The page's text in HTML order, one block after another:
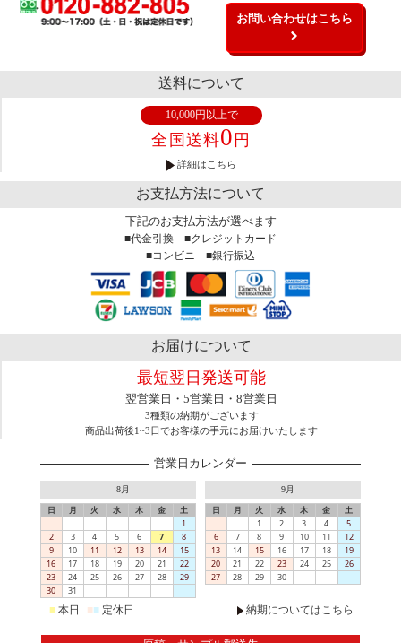
お問い合わせはこちら
送料について
10,000円以上で
全国送料0 円
詳細はこちら
お支払方法について
下記のお支払方法が選べます
■代金引換 ■クレジットカード
■コンビニ ■銀行振込
お届けについて
最短翌日発送可能
翌営業日・5営業日・8営業日
3種類の納期がございます
商品出荷後1~3日でお客様の手元にお届けいたします
営業日カレンダー
8月
日 月 火 水 木 金
土
1
2
3 4 5 6 7
8
9
10 11 12 13 14
15
16
17 18 19 20 21
22
23
24 25 26 27 28
29
30
31
9月
日 月 火 水 木 金
土
1
2 3 4
5
6
7 8 9 10 11
12
13
14 15 16 17 18
19
20
21 22 23 24 25
26
27
28 29 30
■ 本日 ■■ 定休日 納期についてはこちら